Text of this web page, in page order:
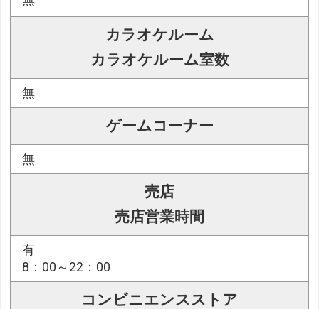
カラオケルーム
カラオケルーム室数
無
ゲームコーナー
無
売店
売店営業時間
有
8：00～22：00
コンビニエンスストア